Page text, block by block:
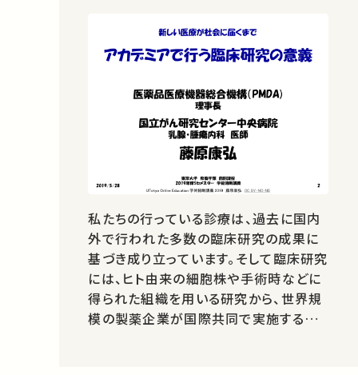
私たちの行っている診療は、過去に国内
外で行われた多数の臨床研究の成果に
基づき成り立っています。そして臨床研究
には、ヒト由来の細胞株や手術時などに
得られた組織を用いる研究から、世界規
模の製薬企業が国際共同で実施する臨